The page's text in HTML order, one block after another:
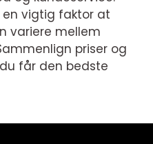
en vigtig faktor at
variere mellem
priser og
får den bedste